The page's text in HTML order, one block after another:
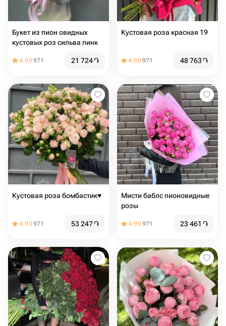
Букет из пион овидных
кустовых роз сильва пинк
4.90971 21 724֏
Кустовая роза красная 19
4.90971 48 763֏
Кустовая роза бомбастик♥️
4.90971 53 247֏
Мисти баблс пионовидные
розы
4.90971 23 461 ֏